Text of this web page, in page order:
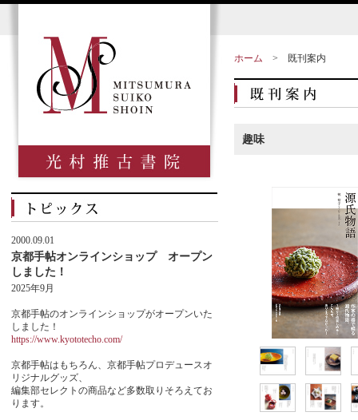
ホーム > 既刊案内
趣味
2000.09.01
京都手帖オンラインショップ オープン
しました！
2025年9月
京都手帖のオンラインショップがオープンいた
しました！
https://www.kyototecho.com/
京都手帖はもちろん、京都手帖プロデュースオ
リジナルグッズ、
編集部セレクトの商品など多数取りそろえてお
ります。